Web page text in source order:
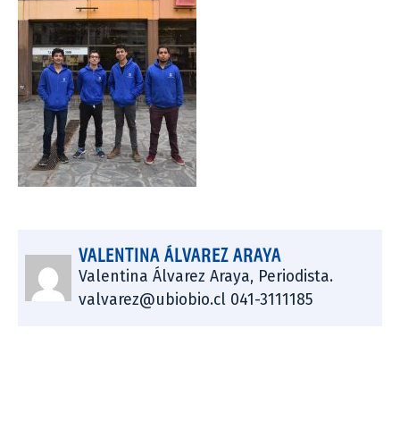
VALENTINA ÁLVAREZ ARAYA
Valentina Álvarez Araya, Periodista.
valvarez@ubiobio.cl 041-3111185